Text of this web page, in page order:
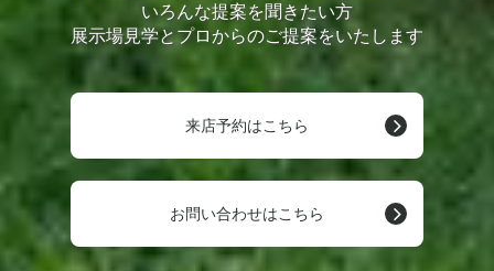
いろんな提案を聞きたい方
展示場見学とプロからのご提案をいたします
来店予約はこちら
お問い合わせはこちら